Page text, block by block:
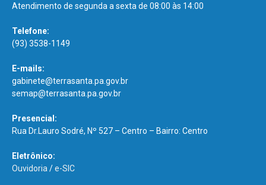
Atendimento de segunda a sexta de 08:00 às 14:00
Telefone:
(93) 3538-1149
E-mails:
gabinete@terrasanta.pa.gov.br
semap@terrasanta.pa.gov.br
Presencial:
Rua Dr.Lauro Sodré, Nº 527 – Centro – Bairro: Centro
Eletrônico:
Ouvidoria /e-SIC